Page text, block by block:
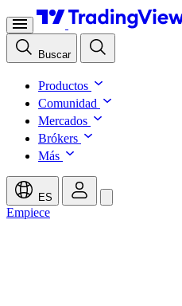
Buscar
Productos
Comunidad
Mercados
Brókers
Más
ES
Empiece